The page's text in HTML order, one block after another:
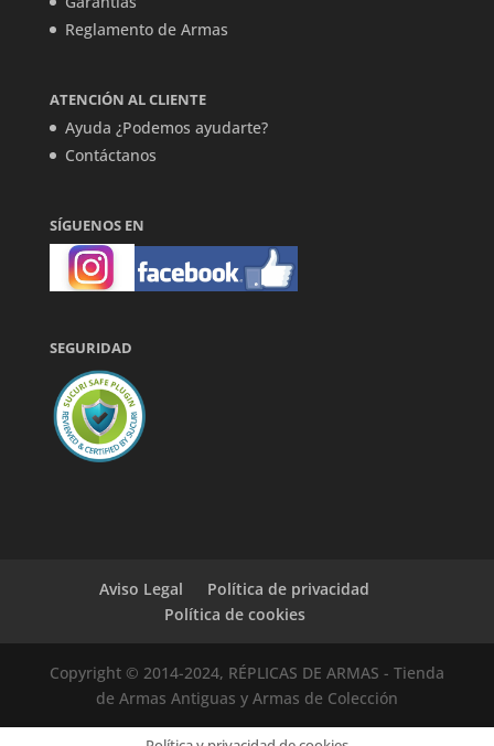
Reglamento de Armas
ATENCIÓN AL CLIENTE
Ayuda ¿Podemos ayudarte?
Contáctanos
SÍGUENOS EN
SEGURIDAD
Aviso Legal
Política de privacidad
Política de cookies
Copyright © 2014-2024, RÉPLICAS DE ARMAS - Tienda
de Armas Antiguas y Armas de Colección